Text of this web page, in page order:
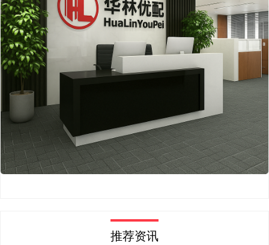
推荐资讯